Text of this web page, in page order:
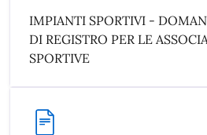
IMPIANTI SPORTIVI -
DI REGISTRO PER LE
SPORTIVE